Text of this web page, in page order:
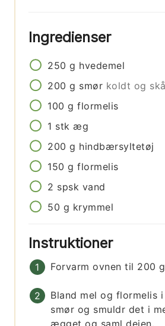
Ingredienser
250 g hvedemel
200 g smør koldt og
100 g flormelis
1 stk æg
200 g hindbærsyltetøj
150 g flormelis
2 spsk vand
50 g krymmel
Instruktioner
Forvarm ovnen til 200
Bland mel og flormelis
smør og smuldr det i
ægget og saml dejen.